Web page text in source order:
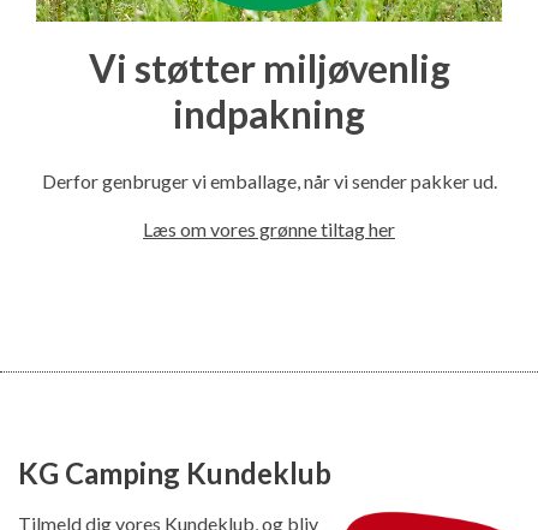
Vi støtter miljøvenlig
indpakning
Derfor genbruger vi emballage, når vi sender pakker ud.
Læs om vores grønne tiltag her
KG Camping Kundeklub
Tilmeld dig vores Kundeklub, og bliv